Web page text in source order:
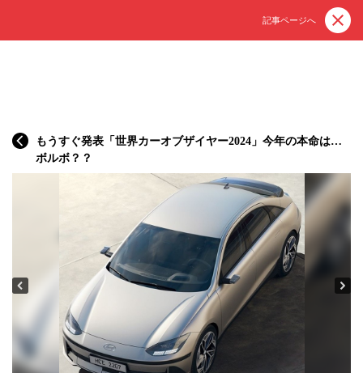
記事ページへ
もうすぐ発表「世界カーオブザイヤー2024」今年の本命は…
ボルボ？？